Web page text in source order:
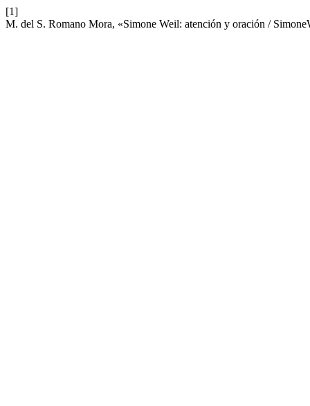
[1]
M. del S. Romano Mora, «Simone Weil: atención y oración /